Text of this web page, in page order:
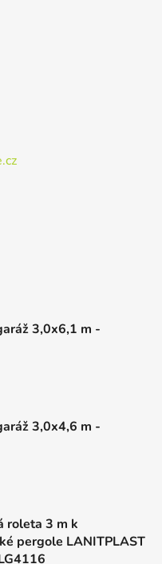
3,0x6,1 m -
3,0x4,6 m -
roleta 3 m k
pergole LANITPLAST